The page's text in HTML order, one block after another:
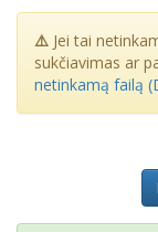
⚠️ Jei tai
sukčiavimas ar
netinkamą failą